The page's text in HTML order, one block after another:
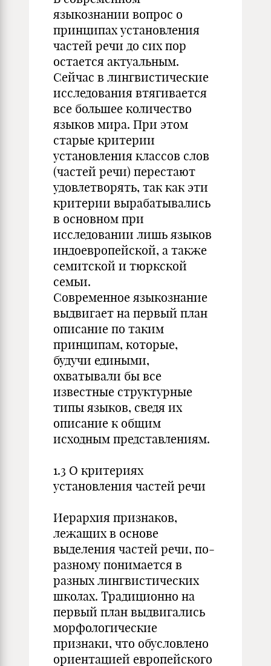
языкознании вопрос о
принципах установления
частей речи до сих пор
остается актуальным.
Сейчас в лингвистические
исследования втягивается
все большее количество
языков мира. При этом
старые критерии
установления классов слов
(частей речи) перестают
удовлетворять, так как эти
критерии вырабатывались
в основном при
исследовании лишь языков
индоевропейской, а также
семитской и тюркской
семьи.
Современное языкознание
выдвигает на первый план
описание по таким
принципам, которые,
будучи едиными,
охватывали бы все
известные структурные
типы языков, сведя их
описание к общим
исходным представлениям.
1.3 О критериях
установления частей речи
Иерархия признаков,
лежащих в основе
выделения частей речи, по-
разному понимается в
разных лингвистических
школах. Традиционно на
первый план выдвигались
морфологические
признаки, что обусловлено
ориентацией европейского